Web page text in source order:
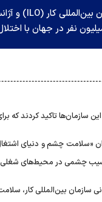
این سازمان‌ها تاکید کردند که
سازمان بین‌المللی کار،